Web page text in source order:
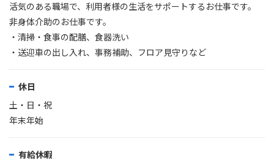
活気のある職場で、利用者様の生活をサポートするお仕事です。
非身体介助のお仕事です。
・清掃・食事の配膳、食器洗い
・送迎車の出し入れ、事務補助、フロア見守りなど
休日
土・日・祝
年末年始
有給休暇